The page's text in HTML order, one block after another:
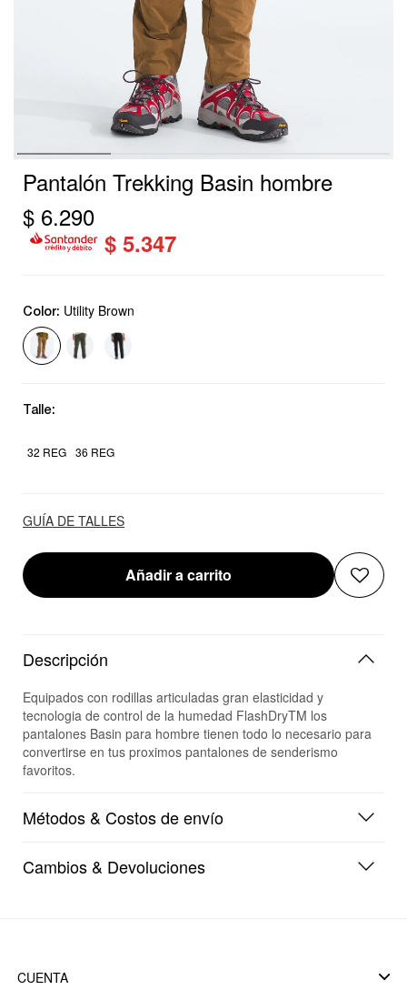
Pantalón Trekking Basin hombre
$ 6.290
$ 5.347
Color: Utility Brown
Talle:
32 REG 36 REG
GUÍA DE TALLES
Añadir a carrito
Descripción
Equipados con rodillas articuladas gran elasticidad y
tecnologia de control de la humedad FlashDryTM los
pantalones Basin para hombre tienen todo lo necesario para
convertirse en tus proximos pantalones de senderismo
favoritos.
Métodos & Costos de envío
Cambios & Devoluciones
CUENTA